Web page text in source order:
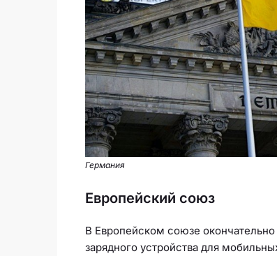
Германия
Европейский союз
В Европейском союзе
зарядного устройства для